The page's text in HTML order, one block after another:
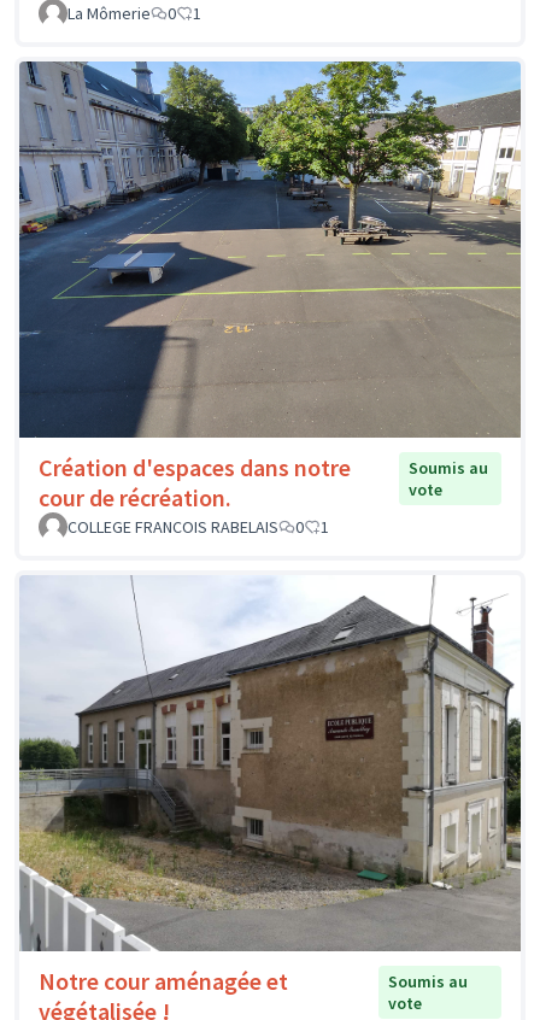
La Mômerie
0 1
Création d'espaces dans notre
cour de récréation.
Soumis au
vote
COLLEGE FRANCOIS RABELAIS
0 1
Notre cour aménagée et
végétalisée !
Soumis au
vote